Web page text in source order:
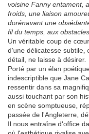
voisine Fanny entament,
froids, une liaison
dorénavant une
fil du temps, aux
Un véritable coup de
d'une délicatesse subtile,
détail, ne laisse à désirer.
Porté par un élan
indescriptible que Jane
ressentir dans sa
aussi touchant par son
en scène somptueuse,
passée de l'Angleterre,
Il nous entraîne d'office